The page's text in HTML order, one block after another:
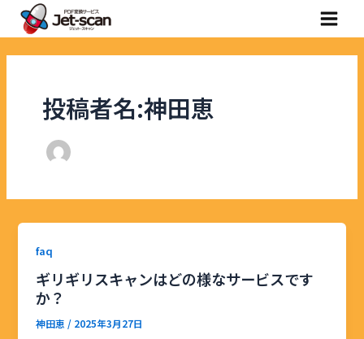
Main
投稿者名:神田恵
faq
ギリギリスキャンはどの様なサービスです
か？
神田恵 / 2025年3月27日